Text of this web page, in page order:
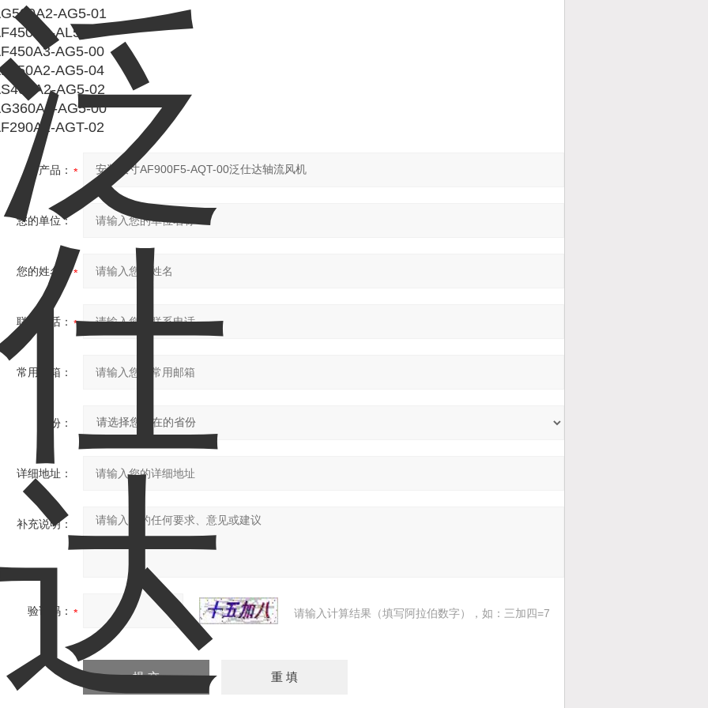
AG5-01
AL5-00
AG5-00
AG5-04
AG5-02
AG5-00
AGT-02
产品：
您的单位：
您的姓名：
联系电话：
常用邮箱：
省份：
详细地址：
补充说明：
验证码： 请输入计算结果（填写阿拉伯数字），如：三加四=7